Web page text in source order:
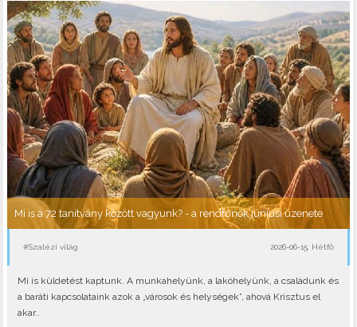
Mi is a 72 tanítvány között vagyunk? - a rendfőnök júniusi üzenete
#Szalézi világ 2026-06-15, Hétfő
Mi is küldetést kaptunk. A munkahelyünk, a lakóhelyünk, a családunk és
a baráti kapcsolataink azok a „városok és helységek”, ahová Krisztus el
akar..